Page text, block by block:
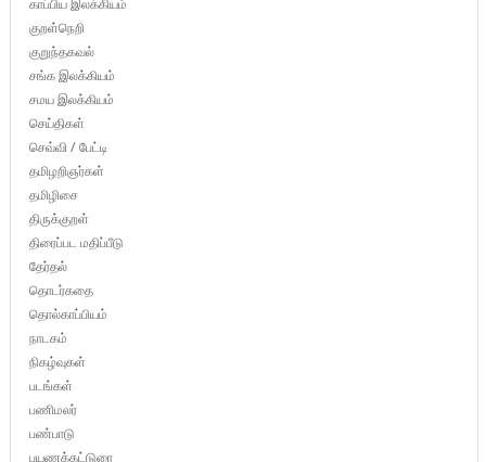
குறள்நெறி
குறுந்தகவல்
சங்க இலக்கியம்
சமய இலக்கியம்
செய்திகள்
செவ்வி / பேட்டி
தமிழறிஞர்கள்
தமிழிசை
திருக்குறள்
திரைப்பட மதிப்பீடு
தேர்தல்
தொடர்கதை
தொல்காப்பியம்
நாடகம்
நிகழ்வுகள்
படங்கள்
பணிமலர்
பண்பாடு
பயணக்கட்டுரை